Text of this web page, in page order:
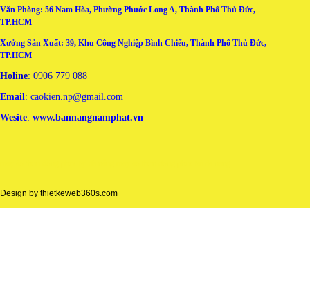
Văn Phòng: 56 Nam Hòa, Phường Phước Long A, Thành Phố Thủ Đức,
TP.HCM
Xưởng Sản Xuất: 39, Khu Công Nghiệp Bình Chiểu, Thành Phố Thủ Đức,
TP.HCM
Holine: 0906 779 088
Email: caokien.np@gmail.com
Wesite: www.bannangnamphat.vn
Design by thietkeweb360s.com